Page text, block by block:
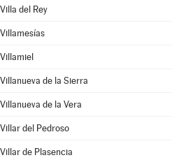
Villa del Rey
Villamesías
Villamiel
Villanueva de la Sierra
Villanueva de la Vera
Villar del Pedroso
Villar de Plasencia